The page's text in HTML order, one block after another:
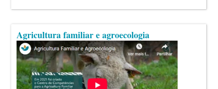
Agricultura familiar e agroecologia